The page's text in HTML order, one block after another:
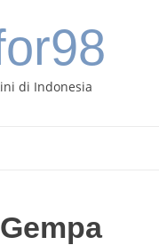
di Indonesia